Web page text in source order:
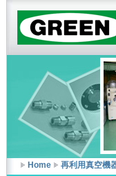
Home 再利用真空機